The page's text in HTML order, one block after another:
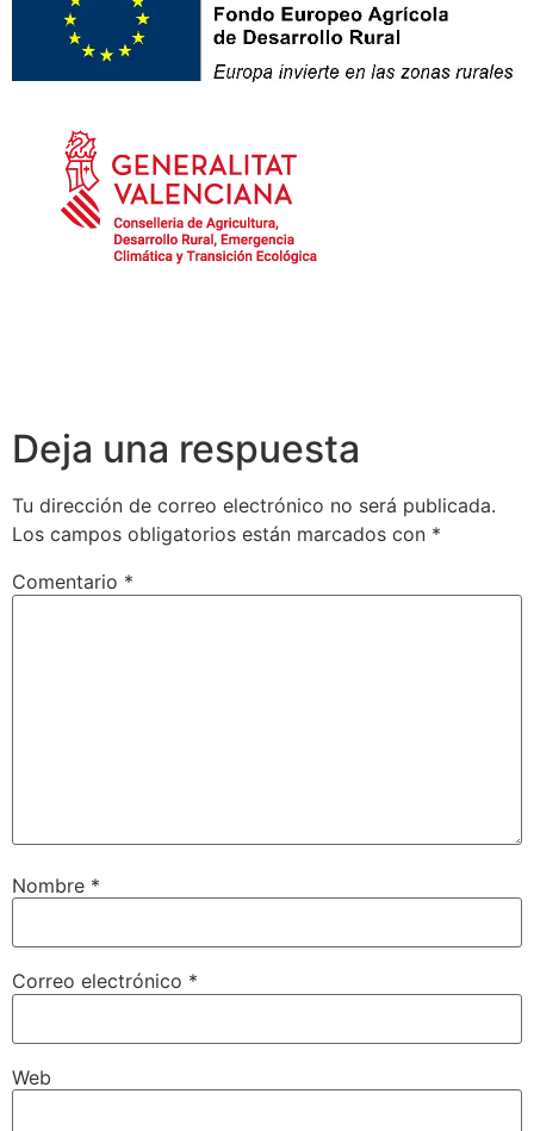
Deja una respuesta
Tu dirección de correo electrónico no será publicada.
Los campos obligatorios están marcados con *
Comentario *
Nombre *
Correo electrónico *
Web